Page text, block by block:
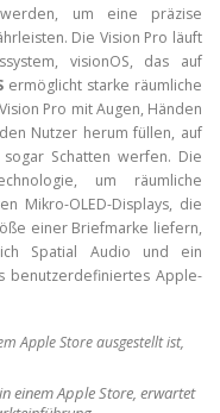
um eine präzise
Die Vision Pro läuft
visionOS, das auf
ermöglicht starke räumliche
Pro mit Augen, Händen
Nutzer herum füllen, auf
Schatten werfen. Die
um räumliche
Mikro-OLED-Displays, die
einer Briefmarke liefern,
Spatial Audio und ein
benutzerdefiniertes Apple-
einem Apple Store, erwartet